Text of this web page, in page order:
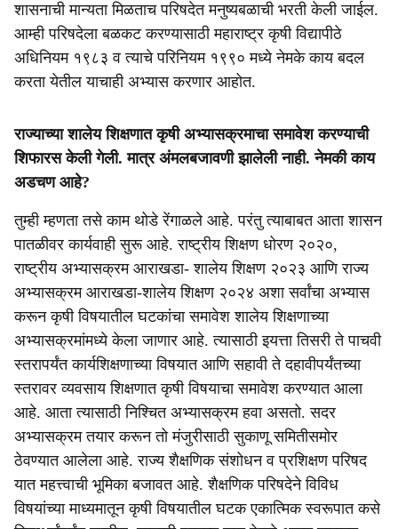
शासनाची मान्यता मिळताच परिषदेत मनुष्यबळाची भरती केली जाईल.
आम्ही परिषदेला बळकट करण्यासाठी महाराष्ट्र कृषी विद्यापीठे
अधिनियम १९८३ व त्याचे परिनियम १९९० मध्ये नेमके काय बदल
करता येतील याचाही अभ्यास करणार आहोत.
राज्याच्या शालेय शिक्षणात कृषी अभ्यासक्रमाचा समावेश करण्याची
शिफारस केली गेली. मात्र अंमलबजावणी झालेली नाही. नेमकी काय
अडचण आहे?
तुम्ही म्हणता तसे काम थोडे रेंगाळले आहे. परंतु त्याबाबत आता शासन
पातळीवर कार्यवाही सुरू आहे. राष्ट्रीय शिक्षण धोरण २०२०,
राष्ट्रीय अभ्यासक्रम आराखडा- शालेय शिक्षण २०२३ आणि राज्य
अभ्यासक्रम आराखडा-शालेय शिक्षण २०२४ अशा सर्वांचा अभ्यास
करून कृषी विषयातील घटकांचा समावेश शालेय शिक्षणाच्या
अभ्यासक्रमांमध्ये केला जाणार आहे. त्यासाठी इयत्ता तिसरी ते पाचवी
स्तरापर्यंत कार्यशिक्षणाच्या विषयात आणि सहावी ते दहावीपर्यंतच्या
स्तरावर व्यवसाय शिक्षणात कृषी विषयाचा समावेश करण्यात आला
आहे. आता त्यासाठी निश्चित अभ्यासक्रम हवा असतो. सदर
अभ्यासक्रम तयार करून तो मंजुरीसाठी सुकाणू समितीसमोर
ठेवण्यात आलेला आहे. राज्य शैक्षणिक संशोधन व प्रशिक्षण परिषद
यात महत्त्वाची भूमिका बजावत आहे. शैक्षणिक परिषदेने विविध
विषयांच्या माध्यमातून कृषी विषयातील घटक एकात्मिक स्वरूपात कसे